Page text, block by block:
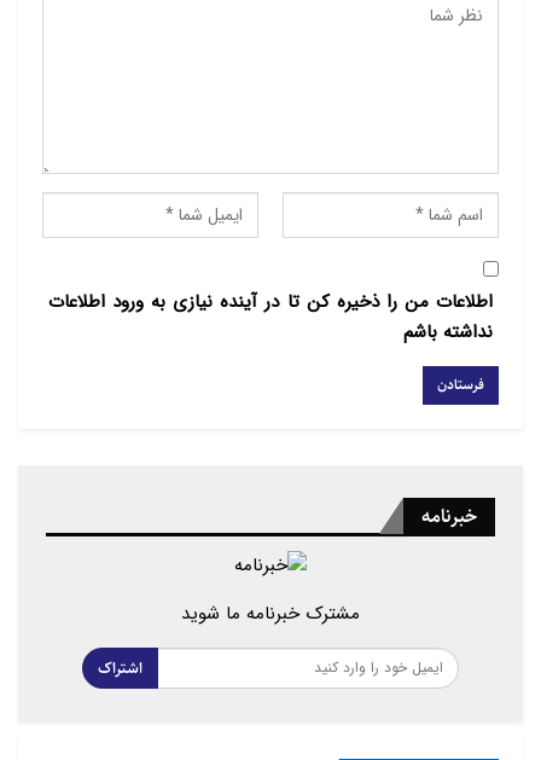
در این طور مواقع معمولاً اشغالگران ادعا
بسیار باریک و تراکم جمعیتی بسیار بالائی دارد منجر به
درگیری می‌شود.
اطلاعات من را ذخیره کن تا در آینده نیازی به ورود اطلاعات
نداشته باشم
خبرنامه
مشترک خبرنامه ما شوید
اشتراک